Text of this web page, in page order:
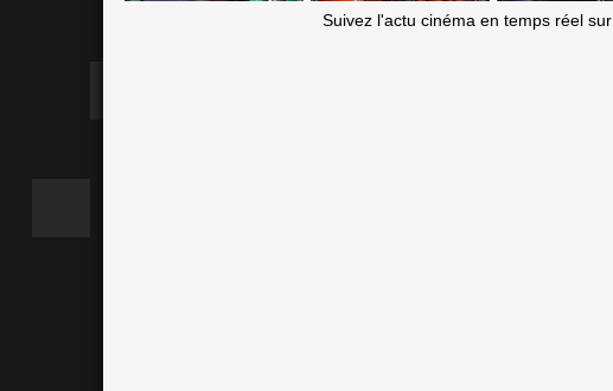
Suivez l'actu cinéma en temps réel sur